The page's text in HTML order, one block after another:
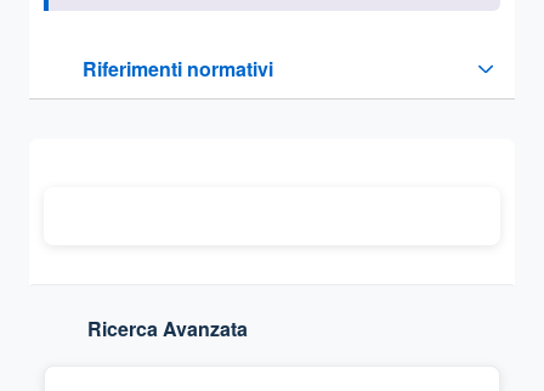
Riferimenti normativi
Sezione compressa
Ricerca Avanzata